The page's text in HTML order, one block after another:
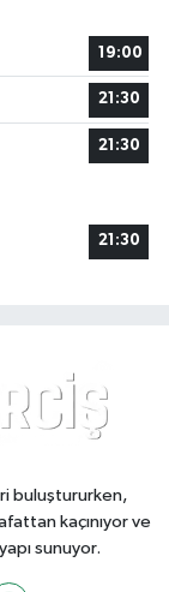
19:00
21:30
21:30
21:30
buluştururken,
kaçınıyor ve
sunuyor.